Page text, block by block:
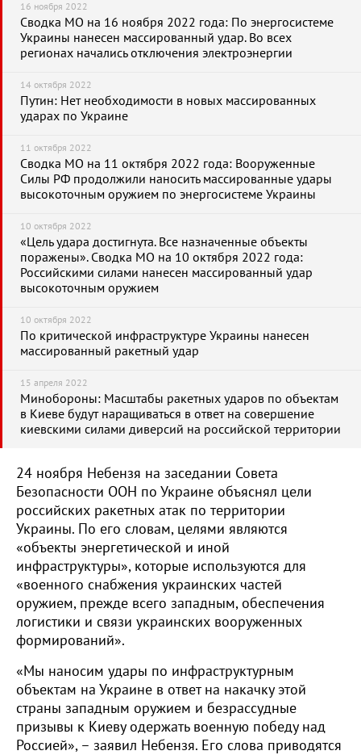
16 ноября 2022
Сводка МО на 16 ноября 2022 года: По энергосистеме
Украины нанесен массированный удар. Во всех
регионах начались отключения электроэнергии
14 октября 2022
Путин: Нет необходимости в новых массированных
ударах по Украине
11 октября 2022
Сводка МО на 11 октября 2022 года: Вооруженные
Силы РФ продолжили наносить массированные удары
высокоточным оружием по энергосистеме Украины
10 октября 2022
«Цель удара достигнута. Все назначенные объекты
поражены». Сводка МО на 10 октября 2022 года:
Российскими силами нанесен массированный удар
высокоточным оружием
10 октября 2022
По критической инфраструктуре Украины нанесен
массированный ракетный удар
15 апреля 2022
Минобороны: Масштабы ракетных ударов по объектам
в Киеве будут наращиваться в ответ на совершение
киевскими силами диверсий на российской территории
24 ноября Небензя на заседании Совета
Безопасности ООН по Украине объяснял цели
российских ракетных атак по территории
Украины. По его словам, целями являются
«объекты энергетической и иной
инфраструктуры», которые используются для
«военного снабжения украинских частей
оружием, прежде всего западным, обеспечения
логистики и связи украинских вооруженных
формирований».
«Мы наносим удары по инфраструктурным
объектам на Украине в ответ на накачку этой
страны западным оружием и безрассудные
призывы к Киеву одержать военную победу над
Россией», – заявил Небензя. Его слова приводятся